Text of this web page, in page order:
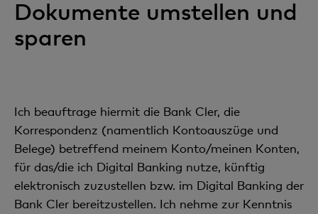
Dokumente umstellen und
sparen
Ich beauftrage hiermit die Bank Cler, die
Korrespondenz (namentlich Kontoauszüge und
Belege) betreffend meinem Konto/meinen Konten,
für das/die ich Digital Banking nutze, künftig
elektronisch zuzustellen bzw. im Digital Banking der
Bank Cler bereitzustellen. Ich nehme zur Kenntnis